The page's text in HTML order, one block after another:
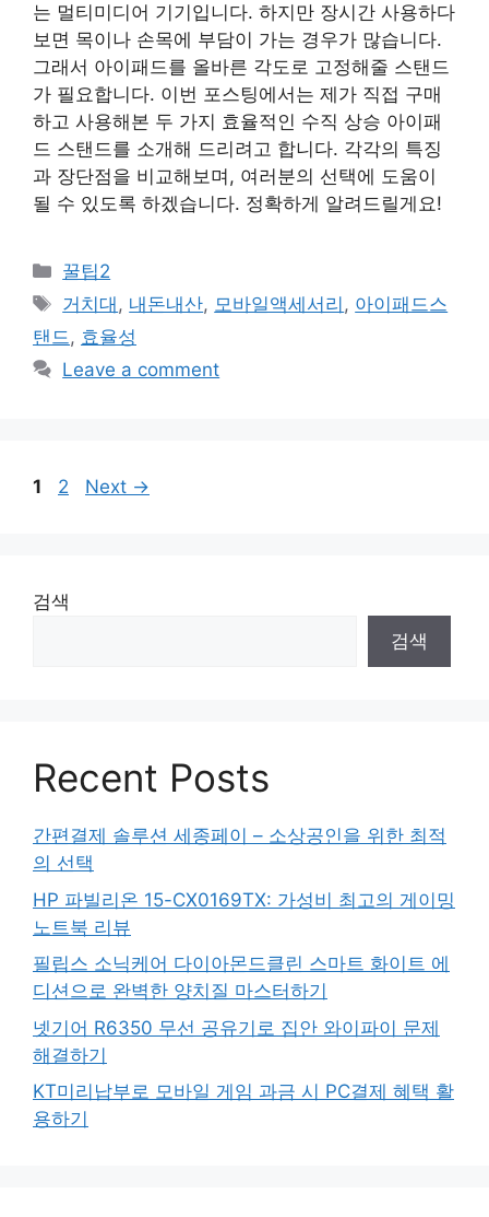
는 멀티미디어 기기입니다. 하지만 장시간 사용하다
보면 목이나 손목에 부담이 가는 경우가 많습니다.
그래서 아이패드를 올바른 각도로 고정해줄 스탠드
가 필요합니다. 이번 포스팅에서는 제가 직접 구매
하고 사용해본 두 가지 효율적인 수직 상승 아이패
드 스탠드를 소개해 드리려고 합니다. 각각의 특징
과 장단점을 비교해보며, 여러분의 선택에 도움이
될 수 있도록 하겠습니다. 정확하게 알려드릴게요!
Categories
꿀팁2
Tags
거치대 , 내돈내산, 모바일액세서리 , 아이패드스
탠드, 효율성
Leave a comment
Page
1 Page
2 Next →
검색
검색
Recent Posts
간편결제 솔루션 세종페이 – 소상공인을 위한 최적
의 선택
HP 파빌리온 15-CX0169TX: 가성비 최고의 게이밍
노트북 리뷰
필립스 소닉케어 다이아몬드클린 스마트 화이트 에
디션으로 완벽한 양치질 마스터하기
넷기어 R6350 무선 공유기로 집안 와이파이 문제
해결하기
KT미리납부로 모바일 게임 과금 시 PC결제 혜택 활
용하기